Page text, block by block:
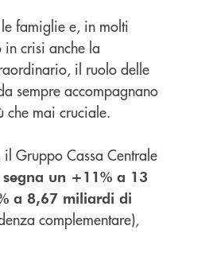
famiglie e, in molti
crisi anche la
il ruolo delle
sempre accompagnano
che mai cruciale.
Gruppo Cassa Centrale
un +11% a 13
a 8,67 miliardi di
complementare),